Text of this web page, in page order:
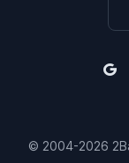
© 2004-2026